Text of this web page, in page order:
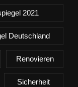
2021
Deutschland
Renovieren
Sicherheit